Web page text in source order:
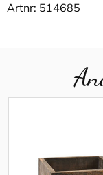
Artnr: 514685